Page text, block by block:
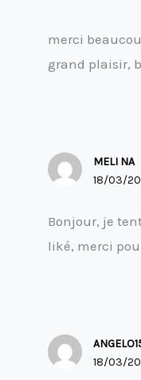
merci
grand plaisir,
MELI NA
18/03/
Bonjour, je
liké, merci
18/03/